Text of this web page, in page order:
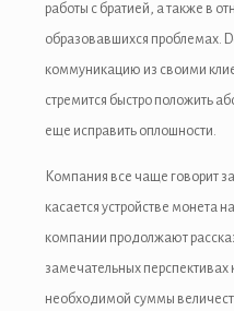
работы с братией, а также в
образовавшихся проблемах.
коммуникацию из своими
стремится быстро положить
еще исправить оплошности.
Компания все чаще говорит
касается устройстве монета
компании продолжают
замечательных перспективах
необходимой суммы